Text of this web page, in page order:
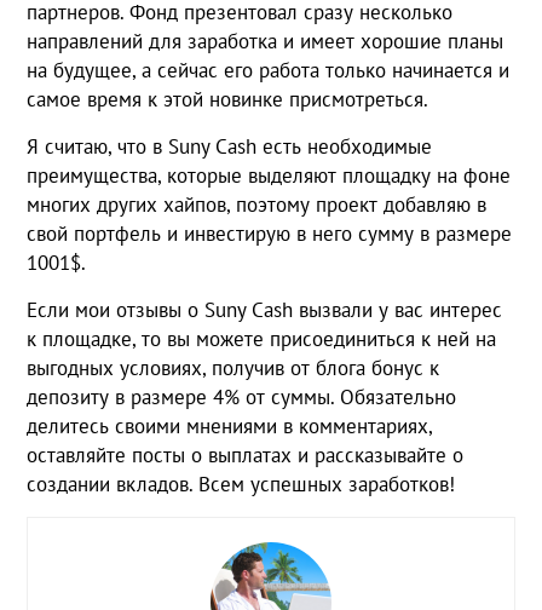
партнеров. Фонд презентовал сразу несколько
направлений для заработка и имеет хорошие планы
на будущее, а сейчас его работа только начинается и
самое время к этой новинке присмотреться.
Я считаю, что в Suny Cash есть необходимые
преимущества, которые выделяют площадку на фоне
многих других хайпов, поэтому проект добавляю в
свой портфель и инвестирую в него сумму в размере
1001$.
Если мои отзывы о Suny Cash вызвали у вас интерес
к площадке, то вы можете присоединиться к ней на
выгодных условиях, получив от блога бонус к
депозиту в размере 4% от суммы. Обязательно
делитесь своими мнениями в комментариях,
оставляйте посты о выплатах и рассказывайте о
создании вкладов. Всем успешных заработков!